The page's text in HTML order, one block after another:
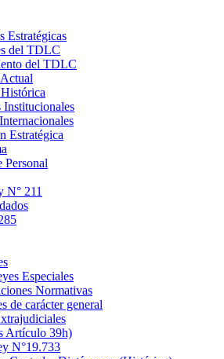
Estratégicas
del TDLC
del TDLC
Estratégica
Personal
N° 211
Especiales
Normativas
de carácter general
Artículo 39h)
N°19.733